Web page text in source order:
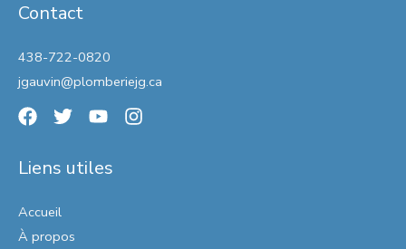
Contact
438-722-0820
jgauvin@plomberiejg.ca
Liens utiles
Accueil
À propos